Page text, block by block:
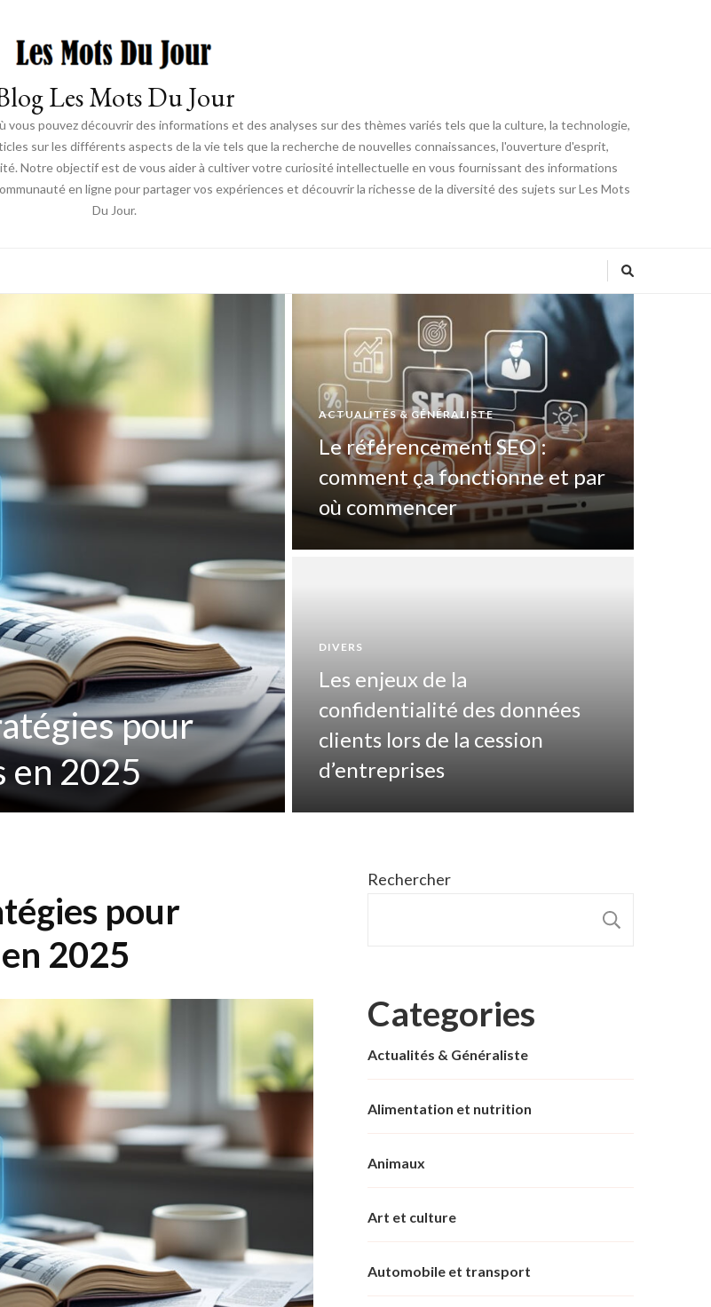
Les Mots Du Jour
pouvez découvrir des informations et des analyses sur des thèmes variés tels que la culture, la technologie,
sur les différents aspects de la vie tels que la recherche de nouvelles connaissances, l'ouverture d'esprit,
Notre objectif est de vous aider à cultiver votre curiosité intellectuelle en vous fournissant des informations
en ligne pour partager vos expériences et découvrir la richesse de la diversité des sujets sur Les Mots
Du Jour.
pour
en 2025
ACTUALITÉS & GÉNÉRALISTE
Le référencement SEO :
comment ça fonctionne et par
où commencer
DIVERS
Les enjeux de la
confidentialité des données
clients lors de la cession
d’entreprises
pour
2025
Rechercher
Categories
Actualités & Généraliste
Alimentation et nutrition
Animaux
Art et culture
Automobile et transport